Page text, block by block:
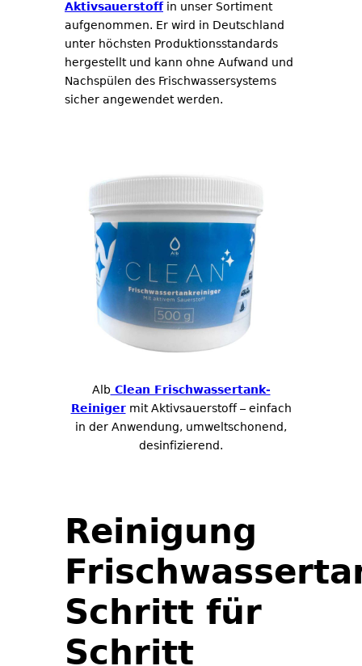
Aktivsauerstoffin unser Sortiment
aufgenommen. Er wird in Deutschland
unter höchsten Produktionsstandards
hergestellt und kann ohne Aufwand und
Nachspülen des Frischwassersystems
sicher angewendet werden.
Alb Clean Frischwassertank-
Reinigermit Aktivsauerstoff – einfach
in der Anwendung, umweltschonend,
desinfizierend.
Reinigung
Schritt für
Schritt